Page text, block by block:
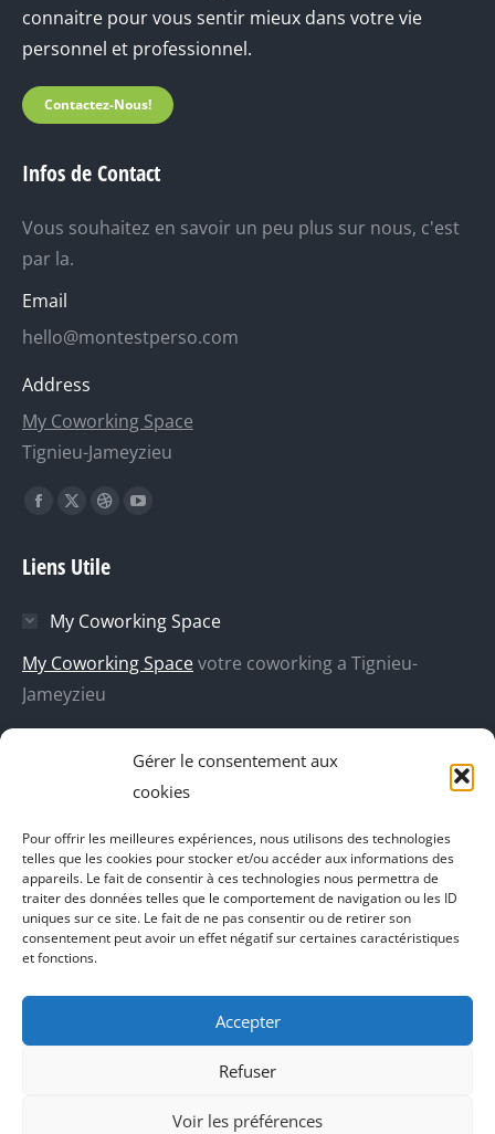
Gérer le consentement aux
cookies
Pour offrir les meilleures expériences, nous utilisons des technologies
telles que les cookies pour stocker et/ou accéder aux informations des
appareils. Le fait de consentir à ces technologies nous permettra de
traiter des données telles que le comportement de navigation ou les ID
uniques sur ce site. Le fait de ne pas consentir ou de retirer son
consentement peut avoir un effet négatif sur certaines caractéristiques
et fonctions.
Accepter
Refuser
Voir les préférences
connaitre pour vous sentir mieux dans votre vie
personnel et professionnel.
Contactez-Nous!
Infos de Contact
Vous souhaitez en savoir un peu plus sur nous, c'est
par la.
Email
hello@montestperso.com
Address
My Coworking Space
Tignieu-Jameyzieu
Trouvez nous sur :
La
Facebook
dans
une
nouvelle
La
X
dans
une
nouvelle
La
Dribble
dans
une
nouvelle
La
dans
une
Liens Utile
My Coworking Space
My Coworking Spacevotre coworking a Tignieu-
Jameyzieu
Agence de communication Akinai
Vecteur de croissance
L'instant Ki
Il parlent de vous